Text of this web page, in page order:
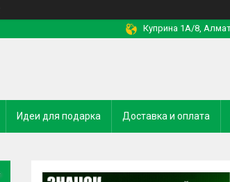
Куприна 1A/8,
Идеи для подарка Доставка и оплата